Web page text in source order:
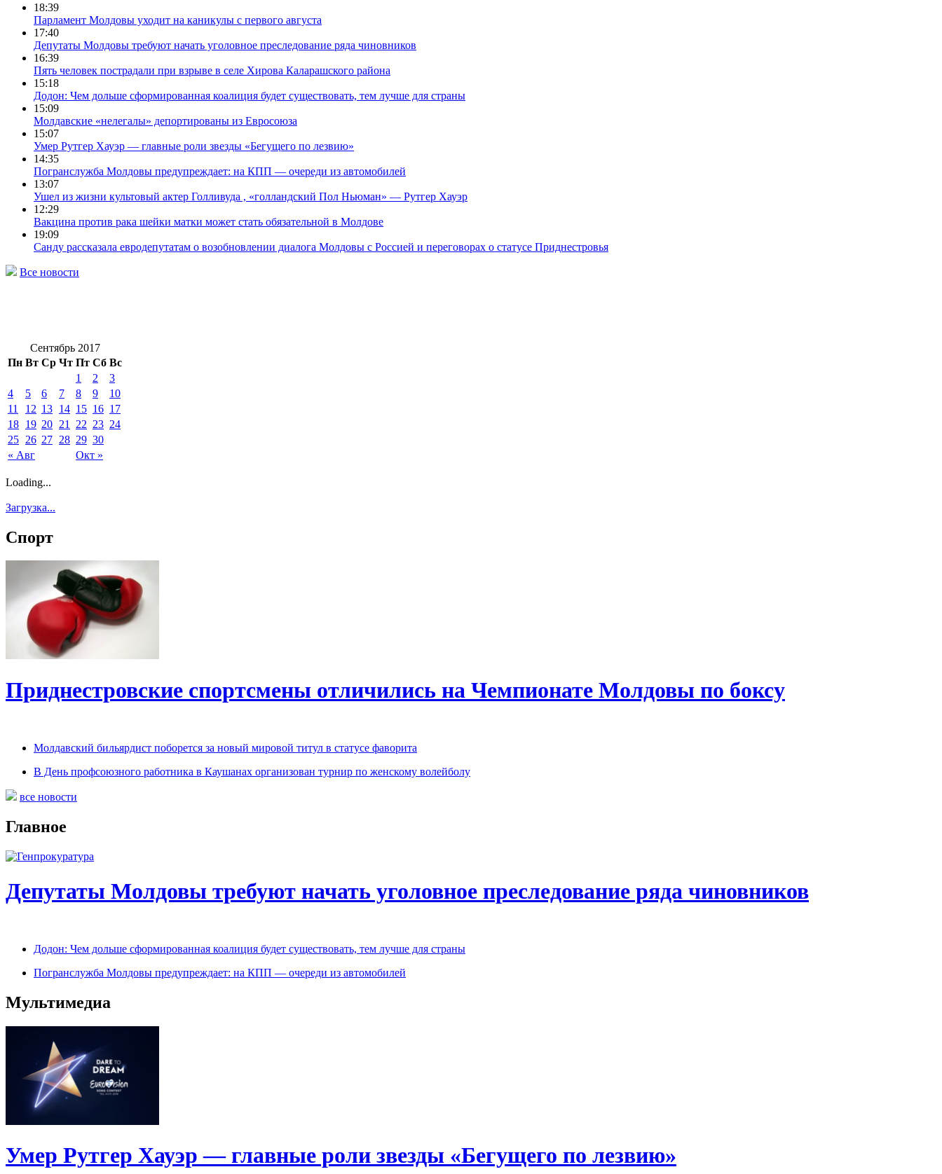
18:39
Парламент Молдовы уходит на каникулы с первого августа
17:40
Депутаты Молдовы требуют начать уголовное преследование ряда чиновников
16:39
Пять человек пострадали при взрыве в селе Хирова Каларашского района
15:18
Додон: Чем дольше сформированная коалиция будет существовать, тем лучше для страны
15:09
Молдавские «нелегалы» депортированы из Евросоюза
15:07
Умер Рутгер Хауэр — главные роли звезды «Бегущего по лезвию»
14:35
Погранслужба Молдовы предупреждает: на КПП — очереди из автомобилей
13:07
Ушел из жизни культовый актер Голливуда , «голландский Пол Ньюман» — Рутгер Хауэр
12:29
Вакцина против рака шейки матки может стать обязательной в Молдове
19:09
Санду рассказала евродепутатам о возобновлении диалога Молдовы с Россией и переговорах о статусе Приднестровья
Все новости
Сентябрь 2017
Пн Вт Ср Чт Пт Сб Вс
« Авг Окт »
1 2
3
4
5 6 7 8 9
10
11
12 13 14 15 16 17
18 19 20 21 22 23 24
25 26 27 28 29 30
Loading...
Загрузка...
Спорт
Приднестровские спортсмены отличились на Чемпионате Молдовы по боксу
Молдавский бильярдист поборется за новый мировой титул в статусе фаворита
В День профсоюзного работника в Каушанах организован турнир по женскому волейболу
все новости
Главное
Депутаты Молдовы требуют начать уголовное преследование ряда чиновников
Додон: Чем дольше сформированная коалиция будет существовать, тем лучше для страны
Погранслужба Молдовы предупреждает: на КПП — очереди из автомобилей
Мультимедиа
Умер Рутгер Хауэр — главные роли звезды «Бегущего по лезвию»